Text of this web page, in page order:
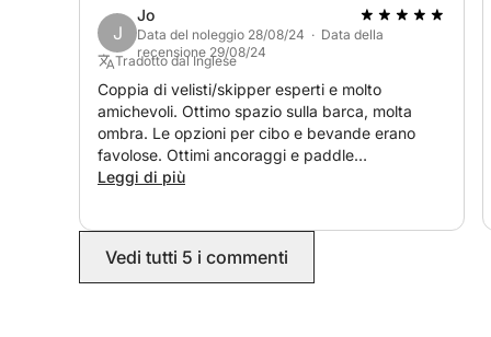
J
Jo
Data del noleggio 28/08/24 · Data della
recensione 29/08/24
Tradotto dal Inglese
Coppia di velisti/skipper esperti e molto
amichevoli. Ottimo spazio sulla barca, molta
ombra. Le opzioni per cibo e bevande erano
favolose. Ottimi ancoraggi e paddle
board/snorkeling. Non potrei consigliarlo di più.
Leggi di più
Vedi tutti 5 i commenti